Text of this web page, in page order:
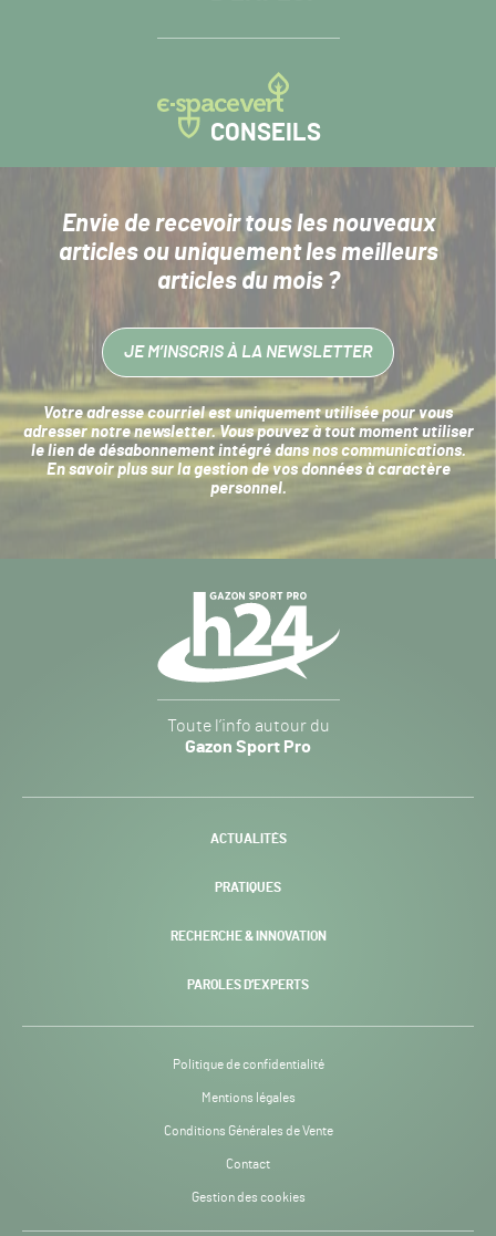
CONSEILS
Envie de recevoir tous les nouveaux
articlesou uniquement les meilleurs
articles du mois ?
JE M’INSCRIS À LA NEWSLETTER
Votre adresse courriel est uniquement utilisée pour vous
adresser notre newsletter. Vous pouvez à tout moment utiliser
le lien de désabonnement intégré dans nos communications.
En savoir plus sur la gestion de vos données à caractère
personnel.
Sport
Pro
-
Toute l’info autour du
Gazon Sport Pro
ACTUALITÉS
PRATIQUES
RECHERCHE & INNOVATION
PAROLES D’EXPERTS
Politique de confidentialité
Mentions légales
Conditions Générales de Vente
Contact
Gestion des cookies